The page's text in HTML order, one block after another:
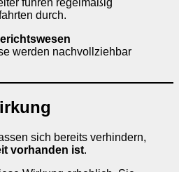
führen regelmäßig
durch.
werden nachvollziehbar
sich bereits verhindern,
vorhanden ist.